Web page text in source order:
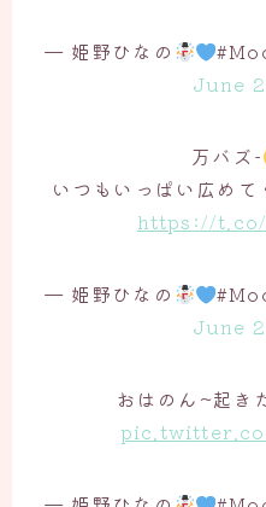
— 姫野ひなの
June
万バズ-
いつもいっぱい広めて
https://t.co/
— 姫野ひなの
June
おはのん~起き